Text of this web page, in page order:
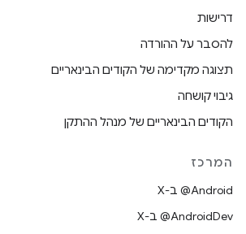
דרישות
להסבר על ההורדה
תצוגה מקדימה של הקודים הבינאריים
גיבוי קושחה
הקודים הבינאריים של מנהל ההתקן
המרכז
‫‎@Android ב-X
‫‎@AndroidDev ב-X